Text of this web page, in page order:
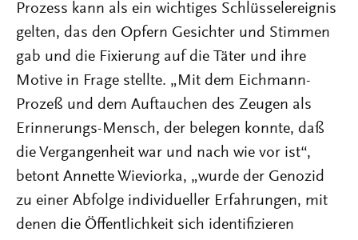
Prozess kann als ein wichtiges Schlüsselereignis
gelten, das den Opfern Gesichter und Stimmen
gab und die Fixierung auf die Täter und ihre
Motive in Frage stellte. „Mit dem Eichmann-
Prozeß und dem Auftauchen des Zeugen als
Erinnerungs-Mensch, der belegen konnte, daß
die Vergangenheit war und nach wie vor ist“,
betont Annette Wieviorka, „wurde der Genozid
zu einer Abfolge individueller Erfahrungen, mit
denen die Öffentlichkeit sich identifizieren